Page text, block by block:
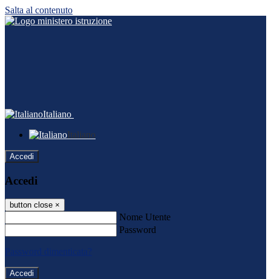
Salta al contenuto
Italiano
Italiano
Accedi
Accedi
button close ×
Nome Utente
Password
Password dimenticata?